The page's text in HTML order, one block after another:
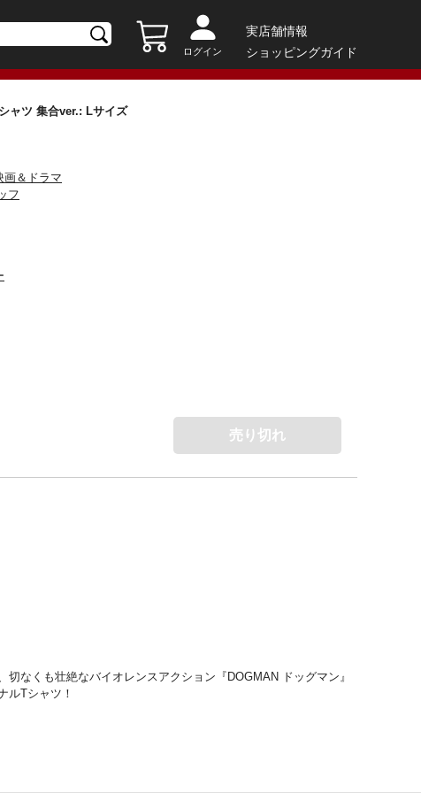
ログイン
実店舗情報
ショッピングガイド
シャツ 集合ver.: Lサイズ
画＆ドラマ
フ
売り切れ
なくも壮絶なバイオレンスアクション『DOGMAN ドッグマン』
ルTシャツ！